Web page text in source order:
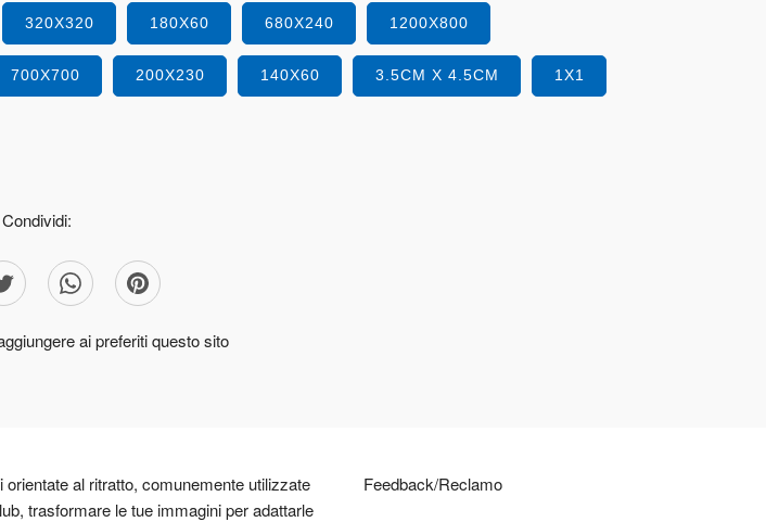
320X320 180X60 680X240 1200X800
700X700 200X230 140X60 3.5CM X 4.5CM 1X1
Condividi:
ai preferiti questo sito
al ritratto, comunemente utilizzate
trasformare le tue immagini per adattarle
Feedback/Reclamo